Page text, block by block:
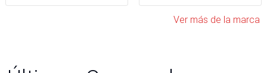
Ver más de la marca